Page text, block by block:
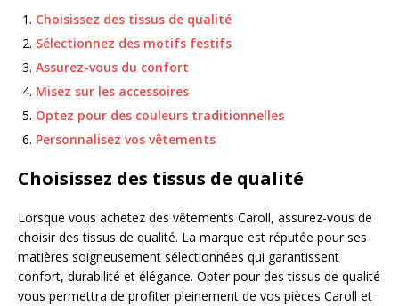
Choisissez des tissus de qualité
Sélectionnez des motifs festifs
Assurez-vous du confort
Misez sur les accessoires
Optez pour des couleurs traditionnelles
Personnalisez vos vêtements
Choisissez des tissus de qualité
Lorsque vous achetez des vêtements Caroll, assurez-vous de
choisir des tissus de qualité. La marque est réputée pour ses
matières soigneusement sélectionnées qui garantissent
confort, durabilité et élégance. Opter pour des tissus de qualité
vous permettra de profiter pleinement de vos pièces Caroll et